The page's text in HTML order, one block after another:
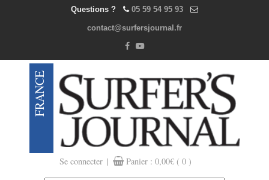
Questions ? 05 59 54 95 93
contact@surfersjournal.fr
Se connecter | Panier : 0,00€ ( 0 )